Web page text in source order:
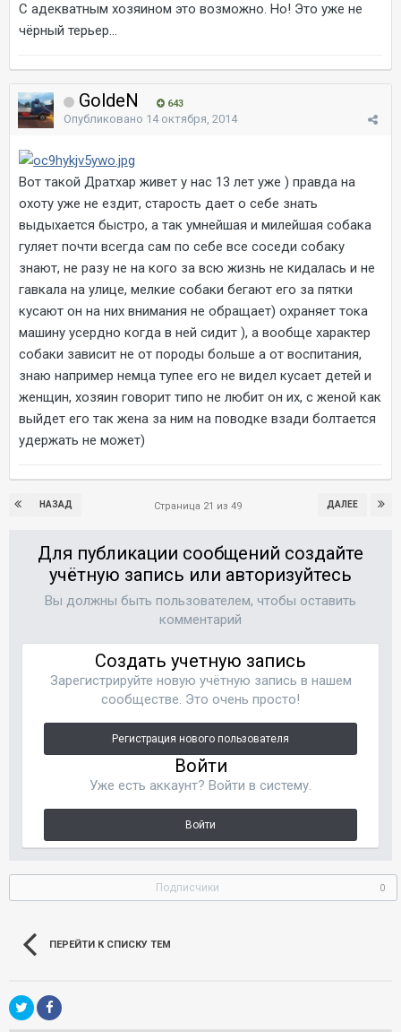
С адекватным хозяином это возможно. Но! Это уже не
чёрный терьер...
GoldeN 643
Опубликовано 14 октября, 2014
Вот такой Дратхар живет у нас 13 лет уже ) правда на
охоту уже не ездит, старость дает о себе знать
выдыхается быстро, а так умнейшая и милейшая собака
гуляет почти всегда сам по себе все соседи собаку
знают, не разу не на кого за всю жизнь не кидалась и не
гавкала на улице, мелкие собаки бегают его за пятки
кусают он на них внимания не обращает) охраняет тока
машину усердно когда в ней сидит ), а вообще характер
собаки зависит не от породы больше а от воспитания,
знаю например немца тупее его не видел кусает детей и
женщин, хозяин говорит типо не любит он их, с женой как
выйдет его так жена за ним на поводке взади болтается
удержать не может)
НАЗАД ДАЛЕЕ
Страница 21 из 49
Для публикации сообщений создайте
учётную запись или авторизуйтесь
Вы должны быть пользователем, чтобы оставить
комментарий
Создать учетную запись
Зарегистрируйте новую учётную запись в нашем
сообществе. Это очень просто!
Регистрация нового пользователя
Войти
Уже есть аккаунт? Войти в систему.
Войти
Подписчики 0
ПЕРЕЙТИ К СПИСКУ ТЕМ